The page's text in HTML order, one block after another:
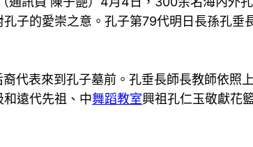
子的愛崇之意。孔子第79代明日長孫孔垂
代表來到孔子墓前。孔垂長師長教師依照
和遠代先祖、中舞蹈教室興祖孔仁玉敬獻花